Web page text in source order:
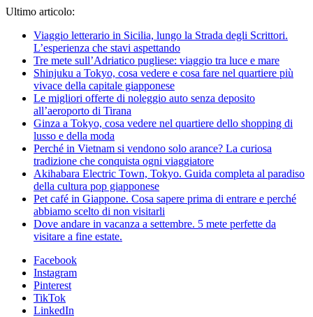
Ultimo articolo:
Viaggio letterario in Sicilia, lungo la Strada degli Scrittori.
L’esperienza che stavi aspettando
Tre mete sull’Adriatico pugliese: viaggio tra luce e mare
Shinjuku a Tokyo, cosa vedere e cosa fare nel quartiere più
vivace della capitale giapponese
Le migliori offerte di noleggio auto senza deposito
all’aeroporto di Tirana
Ginza a Tokyo, cosa vedere nel quartiere dello shopping di
lusso e della moda
Perché in Vietnam si vendono solo arance? La curiosa
tradizione che conquista ogni viaggiatore
Akihabara Electric Town, Tokyo. Guida completa al paradiso
della cultura pop giapponese
Pet café in Giappone. Cosa sapere prima di entrare e perché
abbiamo scelto di non visitarli
Dove andare in vacanza a settembre. 5 mete perfette da
visitare a fine estate.
Facebook
Instagram
Pinterest
TikTok
LinkedIn